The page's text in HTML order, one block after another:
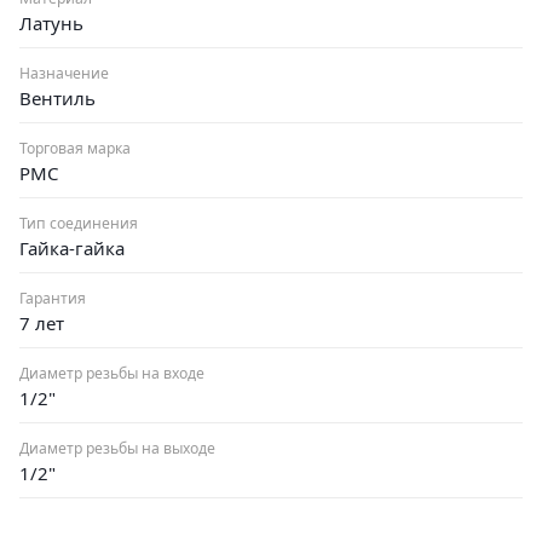
Латунь
Назначение
Вентиль
Торговая марка
РМС
Тип соединения
Гайка-гайка
Гарантия
7 лет
Диаметр резьбы на входе
1/2"
Диаметр резьбы на выходе
1/2"